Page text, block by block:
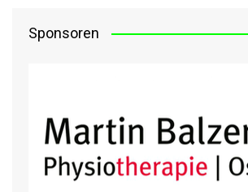
Sponsoren